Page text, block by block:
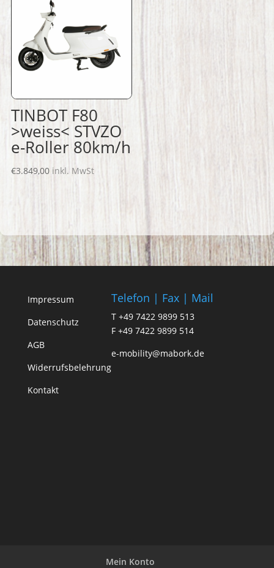
TINBOT F80
>weiss< STVZO
e-Roller 80km/h
€3.849,00 inkl. MwSt
Impressum
Datenschutz
AGB
Widerrufsbelehrung
Kontakt
Telefon | Fax | Mail
T +49 7422 9899 513
F +49 7422 9899 514
e-mobility@mabork.de
Mein Konto